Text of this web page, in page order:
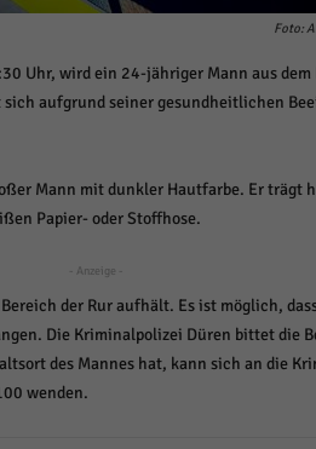
Foto:
Uhr, wird ein 24-jähriger Mann aus
sich aufgrund seiner gesundheitlichen
Mann mit dunkler Hautfarbe. Er trägt
Papier- oder Stoffhose.
- Anzeige -
der Rur aufhält. Es ist möglich,
Die Kriminalpolizei Düren bittet die
des Mannes hat, kann sich an die
wenden.
Cookies ermöglichen grundlegende
der Website erforderlich.
(1)
Cookies erfassen Informationen anonym.
(1)
Cookies werden von Drittanbietern
anzuzeigen. Sie tun dies, indem sie